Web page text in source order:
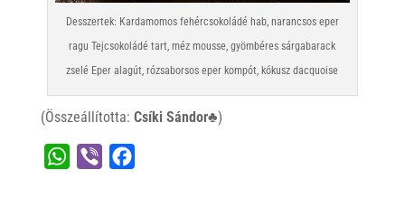
Desszertek: Kardamomos fehércsokoládé hab, narancsos eper
ragu Tejcsokoládé tart, méz mousse, gyömbéres sárgabarack
zselé Eper alagút, rózsaborsos eper kompót, kókusz dacquoise
(Összeállította: Csíki Sándor♣)